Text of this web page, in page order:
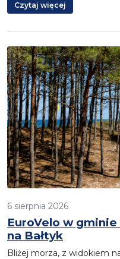
Czytaj więcej
6 sierpnia 2026
EuroVelo w
na Bałtyk
Bliżej morza, z widokiem